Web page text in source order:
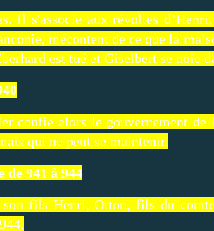
Il s'associe aux révoltes
mécontent de ce que la
est tué et Giselbert se noie
confie alors le gouvernement
qui ne peut se maintenir.
941 à 944
fils Henri, Otton, fils du